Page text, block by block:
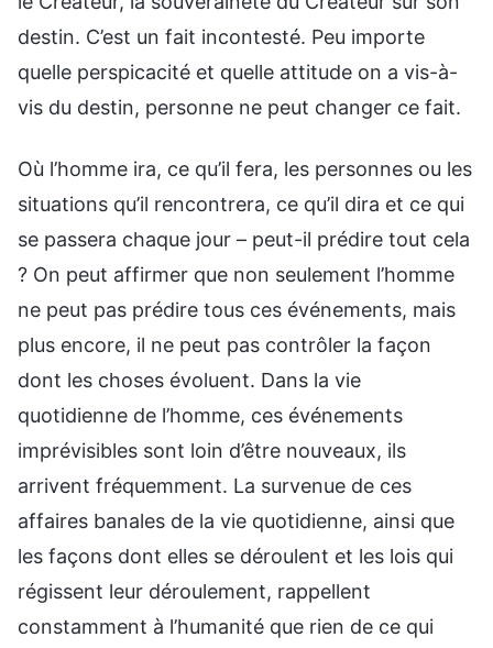
destin. C’est un fait incontesté. Peu importe
quelle perspicacité et quelle attitude on a vis-à-
vis du destin, personne ne peut changer ce fait.
Où l’homme ira, ce qu’il fera, les personnes ou les
situations qu’il rencontrera, ce qu’il dira et ce qui
se passera chaque jour – peut-il prédire tout cela
? On peut affirmer que non seulement l’homme
ne peut pas prédire tous ces événements, mais
plus encore, il ne peut pas contrôler la façon
dont les choses évoluent. Dans la vie
quotidienne de l’homme, ces événements
imprévisibles sont loin d’être nouveaux, ils
arrivent fréquemment. La survenue de ces
affaires banales de la vie quotidienne, ainsi que
les façons dont elles se déroulent et les lois qui
régissent leur déroulement, rappellent
constamment à l’humanité que rien de ce qui